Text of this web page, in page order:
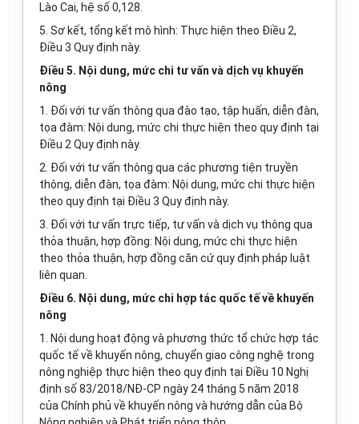
Lào Cai, hệ số 0,128.
5. Sơ kết, tổng kết mô hình: Thực hiện theo Điều 2,
Điều 3 Quy định này.
Điều 5. Nội dung, mức chi tư vấn và dịch vụ khuyến
nông
1. Đối với tư vấn thông qua đào tạo, tập huấn, diễn đàn,
tọa đàm: Nội dung, mức chi thực hiện theo quy định tại
Điều 2 Quy định này.
2. Đối với tư vấn thông qua các phương tiện truyền
thông, diễn đàn, tọa đàm: Nội dung, mức chi thực hiện
theo quy định tại Điều 3 Quy định này.
3. Đối với tư vấn trực tiếp, tư vấn và dịch vụ thông qua
thỏa thuận, hợp đồng: Nội dung, mức chi thực hiện
theo thỏa thuận, hợp đồng căn cứ quy định pháp luật
liên quan.
Điều 6. Nội dung, mức chi hợp tác quốc tế về khuyến
nông
1. Nội dung hoạt động và phương thức tổ chức hợp tác
quốc tế về khuyến nông, chuyển giao công nghệ trong
nông nghiệp thực hiện theo quy định tại Điều 10 Nghị
định số 83/2018/NĐ-CP ngày 24 tháng 5 năm 2018
của Chính phủ về khuyến nông và hướng dẫn của Bộ